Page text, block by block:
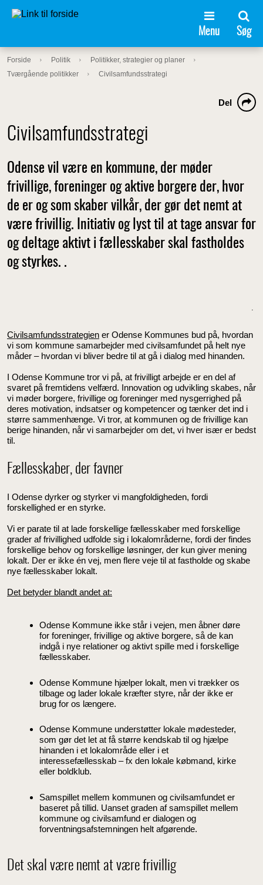
Menu Søg
Forside Politik
Politikker, strategier og planer
Tværgående politikker
Civilsamfundsstrategi
Civilsamfundsstrategi
Del
Odense vil være en kommune, der møder
frivillige, foreninger og aktive borgere der, hvor
de er og som skaber vilkår, der gør det nemt at
være frivillig. Initiativ og lyst til at tage ansvar for
og deltage aktivt i fællesskaber skal fastholdes
og styrkes. .
Civilsamfundsstrategien er Odense Kommunes bud på, hvordan
vi som kommune samarbejder med civilsamfundet på helt nye
måder – hvordan vi bliver bedre til at gå i dialog med hinanden.
I Odense Kommune tror vi på, at frivilligt arbejde er en del af
svaret på fremtidens velfærd. Innovation og udvikling skabes, når
vi møder borgere, frivillige og foreninger med nysgerrighed på
deres motivation, indsatser og kompetencer og tænker det ind i
større sammenhænge. Vi tror, at kommunen og de frivillige kan
berige hinanden, når vi samarbejder om det, vi hver især er bedst
til.
Fællesskaber, der favner
I Odense dyrker og styrker vi mangfoldigheden, fordi
forskellighed er en styrke.
Vi er parate til at lade forskellige fællesskaber med forskellige
grader af frivillighed udfolde sig i lokalområderne, fordi der findes
forskellige behov og forskellige løsninger, der kun giver mening
lokalt. Der er ikke én vej, men flere veje til at fastholde og skabe
nye fællesskaber lokalt.
Det betyder blandt andet at:
Odense Kommune ikke står i vejen, men åbner døre
for foreninger, frivillige og aktive borgere, så de kan
indgå i nye relationer og aktivt spille med i forskellige
fællesskaber.
Odense Kommune hjælper lokalt, men vi trækker os
tilbage og lader lokale kræfter styre, når der ikke er
brug for os længere.
Odense Kommune understøtter lokale mødesteder,
som gør det let at få større kendskab til og hjælpe
hinanden i et lokalområde eller i et
interessefællesskab – fx den lokale købmand, kirke
eller boldklub.
Samspillet mellem kommunen og civilsamfundet er
baseret på tillid. Uanset graden af samspillet mellem
kommune og civilsamfund er dialogen og
forventningsafstemningen helt afgørende.
Det skal være nemt at være frivillig